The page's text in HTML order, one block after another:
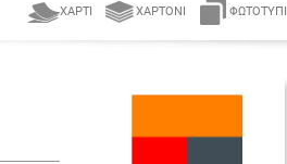
ΧΑΡΤΊ ΧΑΡΤΌΝΙ